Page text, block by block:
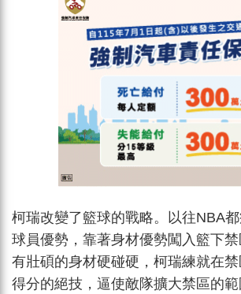
柯瑞改變了籃球的戰略。以往NBA
球員優勢，靠著身材優勢闖入籃下
有壯碩的身材硬碰硬，柯瑞練就在
得分的絕技，逼使敵隊擴大禁區的